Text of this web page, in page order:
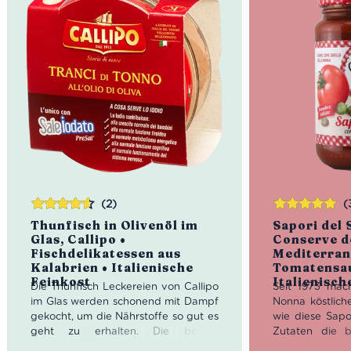
Thunfisch in Olivenöl im
Glas, Callipo •
Fischdelikatessen aus
Kalabrien • Italienische
Feinkost
(2)
Die Thunfisch Leckereien von Callipo
im Glas werden schonend mit Dampf
gekocht, um die Nährstoffe so gut es
geht zu erhalten. Die besten
Bewertet
mit4.50
von 5
Sapori del
Conserve
Seit 1973
Nonna
wie diese
Zutaten die
Bewertet
mit5.00von
5